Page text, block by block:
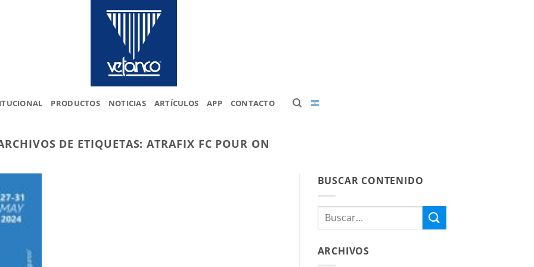
PRODUCTOS NOTICIAS ARTÍCULOS APP CONTACTO
DE ETIQUETAS:ATRAFIX FC POUR ON
BUSCAR CONTENIDO
ARCHIVOS